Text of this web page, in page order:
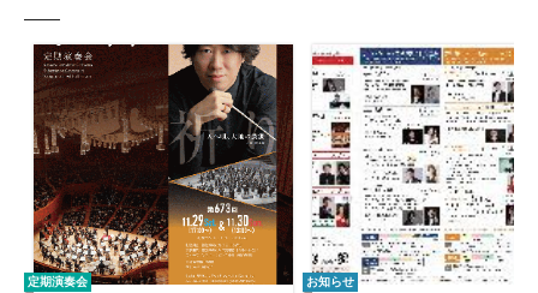
定期演奏会 お知らせ